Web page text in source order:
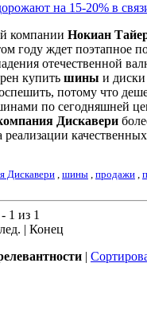
на 15-20% в
компании Нокиан
году ждет поэтапное
отечественной
купить шины и
потому что
по сегодняшней
Дискавери
реализации
Дискавери, шины , продажи ,
1 из 1
| Конец
|